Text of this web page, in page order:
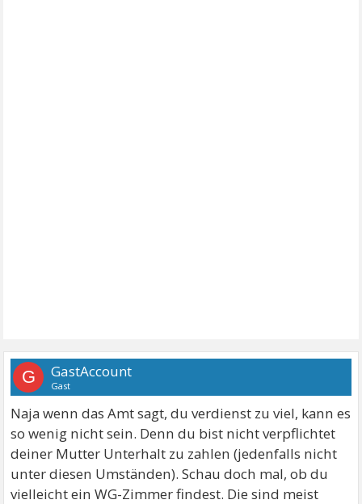
G GastAccount
Gast
Naja wenn das Amt sagt, du verdienst zu viel, kann es
so wenig nicht sein. Denn du bist nicht verpflichtet
deiner Mutter Unterhalt zu zahlen (jedenfalls nicht
unter diesen Umständen). Schau doch mal, ob du
vielleicht ein WG-Zimmer findest. Die sind meist